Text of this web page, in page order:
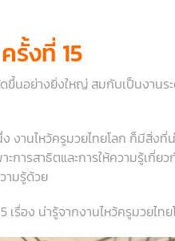
รั้งที่ 15
ขึ้นอย่างยิ่งใหญ่ สมกับเป็นงานร
งานไหว้ครูมวยไทยโลก ก็มีสิ่งที่
การสาธิตและการให้ความรู้เกี่ย
ามรู้ด้วย
รื่อง น่ารู้จากงานไหว้ครูมวยไท